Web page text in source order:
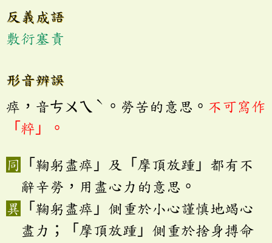
反義成語
敷衍塞責
形音辨誤
瘁，音ㄘㄨㄟ ˋ 。勞苦的意思。 不可寫作
「粹」。
「鞠躬盡瘁」及「摩頂放踵」都有不
辭辛勞，用盡心力的意思。
「鞠躬盡瘁」側重於小心謹慎地竭心
盡力；「摩頂放踵」側重於捨身搏命